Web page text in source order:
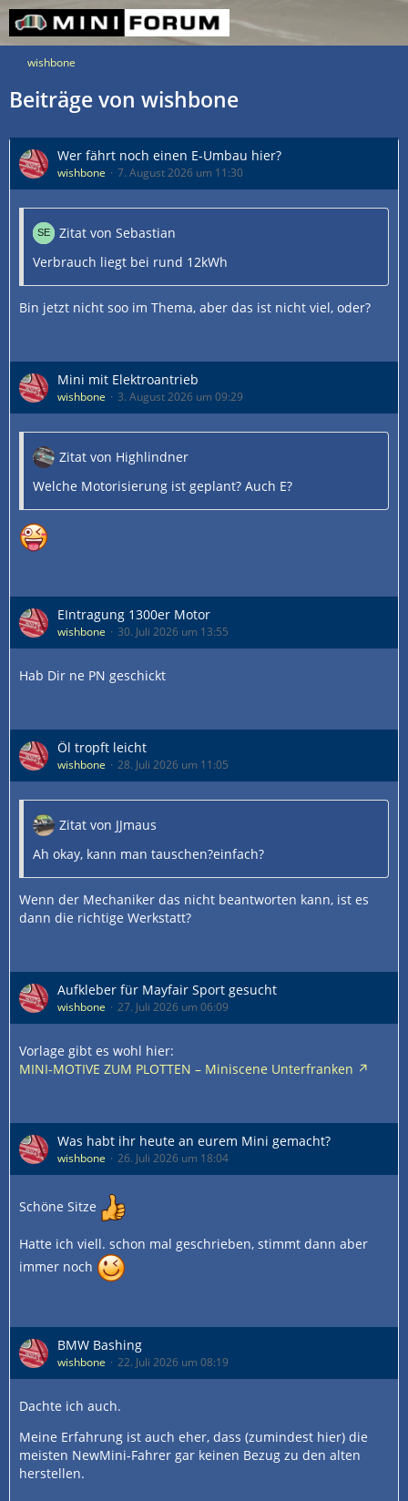
wishbone
Beiträge von wishbone
Wer fährt noch einen E-Umbau hier?
wishbone 7. August 2026 um 11:30
Zitat von Sebastian
Verbrauch liegt bei rund 12kWh
Bin jetzt nicht soo im Thema, aber das ist nicht viel, oder?
Mini mit Elektroantrieb
wishbone 3. August 2026 um 09:29
Zitat von Highlindner
Welche Motorisierung ist geplant? Auch E?
EIntragung 1300er Motor
wishbone 30. Juli 2026 um 13:55
Hab Dir ne PN geschickt
Öl tropft leicht
wishbone 28. Juli 2026 um 11:05
Zitat von JJmaus
Ah okay, kann man tauschen?einfach?
Wenn der Mechaniker das nicht beantworten kann, ist es
dann die richtige Werkstatt?
Aufkleber für Mayfair Sport gesucht
wishbone 27. Juli 2026 um 06:09
Vorlage gibt es wohl hier:
MINI-MOTIVE ZUM PLOTTEN – Miniscene Unterfranken
Was habt ihr heute an eurem Mini gemacht?
wishbone 26. Juli 2026 um 18:04
Schöne Sitze
Hatte ich viell. schon mal geschrieben, stimmt dann aber
immer noch
BMW Bashing
wishbone 22. Juli 2026 um 08:19
Dachte ich auch.
Meine Erfahrung ist auch eher, dass (zumindest hier) die
meisten NewMini-Fahrer gar keinen Bezug zu den alten
herstellen.